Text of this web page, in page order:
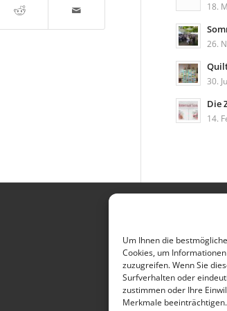
Um Ihnen die
Cookies, um
zuzugreifen. Wenn Sie
Surfverhalten oder
zustimmen oder Ihre
Merkmale beeinträchtigen.
18.
26.
30.
Die
14.